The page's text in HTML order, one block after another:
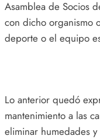
Asamblea de Socios
con dicho organismo
deporte o el equipo
Lo anterior quedó
mantenimiento a las
eliminar humedades